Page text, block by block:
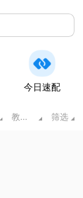
今日速配
教育培训 筛选